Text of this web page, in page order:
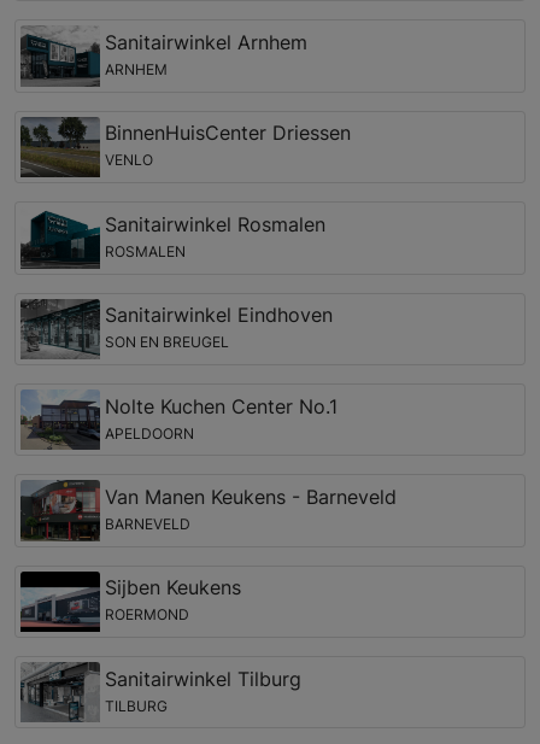
Sanitairwinkel Arnhem
ARNHEM
BinnenHuisCenter Driessen
VENLO
Sanitairwinkel Rosmalen
ROSMALEN
Sanitairwinkel Eindhoven
SON EN BREUGEL
Nolte Kuchen Center No.1
APELDOORN
Van Manen Keukens - Barneveld
BARNEVELD
Sijben Keukens
ROERMOND
Sanitairwinkel Tilburg
TILBURG